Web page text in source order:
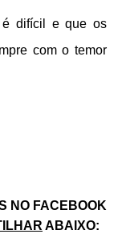
é difícil e que os
com o temor
NO FACEBOOK
ABAIXO: